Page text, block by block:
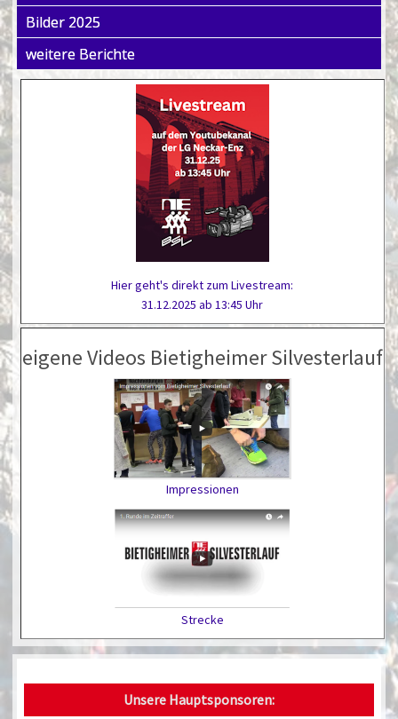
Bilder 2025
weitere Berichte
Hier geht's direkt zum Livestream:
31.12.2025 ab 13:45 Uhr
eigene Videos Bietigheimer Silvesterlauf
Impressionen
Strecke
Unsere Hauptsponsoren: